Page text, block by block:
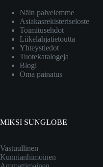
Näin palvelemme
Asiakasrekisteriseloste
Toimitusehdot
Liikelahjatietoutta
Yhteystiedot
Tuotekatalogeja
Blogi
Oma painatus
MIKSI SUNGLOBE
Vastuullinen
Kunnianhimoinen